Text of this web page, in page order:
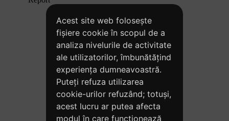
Acest site web folosește
fișiere cookie în scopul de a
analiza nivelurile de activitate
ale utilizatorilor, îmbunătățind
experiența dumneavoastră.
Puteți refuza utilizarea
cookie-urilor refuzând; totuși,
acest lucru ar putea afecta
modul în care funcționează